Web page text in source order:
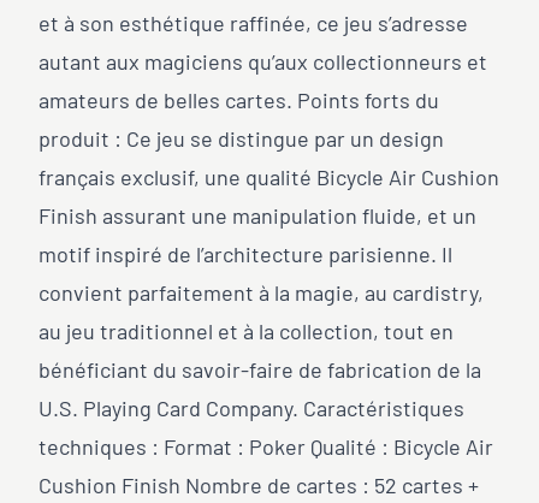
et à son esthétique raffinée, ce jeu s’adresse
autant aux magiciens qu’aux collectionneurs et
amateurs de belles cartes. Points forts du
produit : Ce jeu se distingue par un design
français exclusif, une qualité Bicycle Air Cushion
Finish assurant une manipulation fluide, et un
motif inspiré de l’architecture parisienne. Il
convient parfaitement à la magie, au cardistry,
au jeu traditionnel et à la collection, tout en
bénéficiant du savoir-faire de fabrication de la
U.S. Playing Card Company. Caractéristiques
techniques : Format : Poker Qualité : Bicycle Air
Cushion Finish Nombre de cartes : 52 cartes +